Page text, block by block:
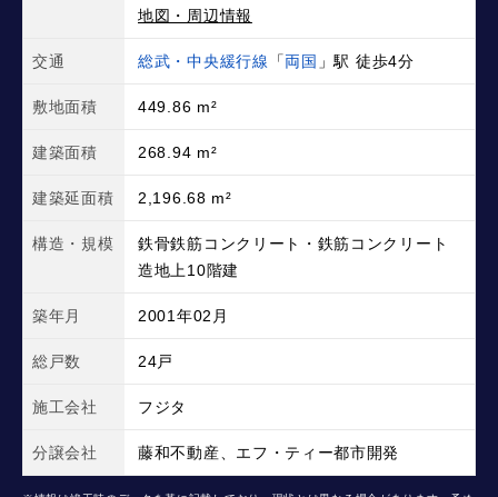
地図・周辺情報
交通 総武・中央緩行線 「両国 」駅 徒歩4分
敷地面積 449.86 m²
建築面積 268.94 m²
建築延面積 2,196.68 m²
構造・規模
鉄骨鉄筋コンクリート・鉄筋コンクリート
造地上10階建
築年月 2001年02月
総戸数 24戸
施工会社 フジタ
分譲会社 藤和不動産、エフ・ティー都市開発